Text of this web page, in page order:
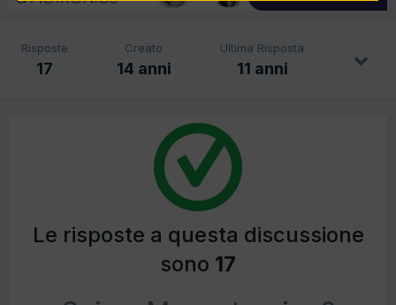
Risposte
17
Creato
14 anni
Ultima Risposta
11 anni
Le risposte a questa discussione
sono 17